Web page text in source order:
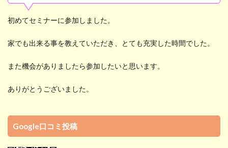
初めてセミナーに参加しました。
家でも出来る事を教えていただき、とても充実した時間でした。
また機会がありましたら参加したいと思います。
ありがとうございました。
Google口コミ投稿